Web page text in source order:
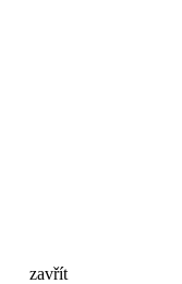
zavřít